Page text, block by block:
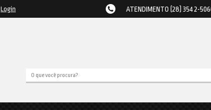
Login ATENDIMENTO (28) 3542-